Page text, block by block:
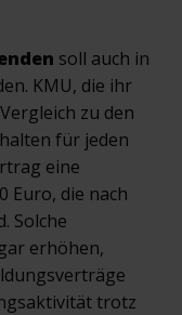
soll auch in
KMU, die ihr
zu den
für jeden
eine
Euro, die nach
Solche
erhöhen,
trotz